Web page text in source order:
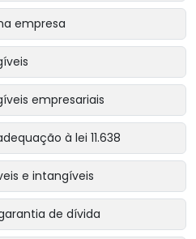
empresa
empresariais
à lei 11.638
e intangíveis
de dívida